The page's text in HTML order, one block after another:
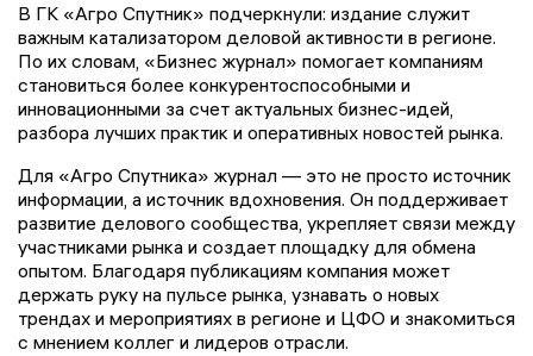
В ГК «Агро Спутник» подчеркнули: издание служит
важным катализатором деловой активности в регионе.
По их словам, «Бизнес журнал» помогает компаниям
становиться более конкурентоспособными и
инновационными за счет актуальных бизнес-идей,
разбора лучших практик и оперативных новостей рынка.
Для «Агро Спутника» журнал — это не просто источник
информации, а источник вдохновения. Он поддерживает
развитие делового сообщества, укрепляет связи между
участниками рынка и создает площадку для обмена
опытом. Благодаря публикациям компания может
держать руку на пульсе рынка, узнавать о новых
трендах и мероприятиях в регионе и ЦФО и знакомиться
с мнением коллег и лидеров отрасли.